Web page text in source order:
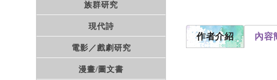
族群研究
現代詩
電影／戲劇研究
漫畫/圖文書
作者介紹 內容